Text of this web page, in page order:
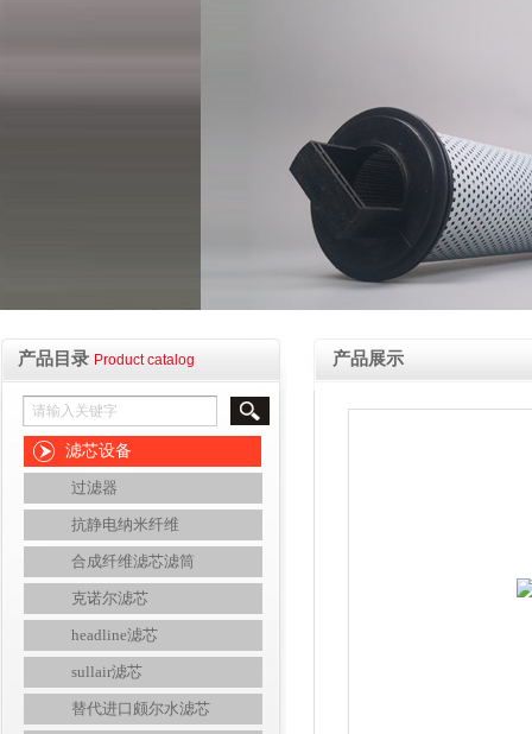
产品目录 Product catalog
滤芯设备
过滤器
抗静电纳米纤维
合成纤维滤芯滤筒
克诺尔滤芯
headline滤芯
sullair滤芯
替代进口颇尔水滤芯
产品展示